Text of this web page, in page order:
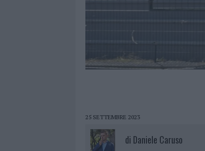
25 SETTEMBRE 2023
di Daniele Caruso